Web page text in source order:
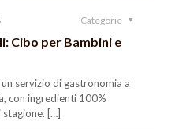
Categorie
Cibo per Bambini e
servizio di gastronomia a
con ingredienti 100%
[…]